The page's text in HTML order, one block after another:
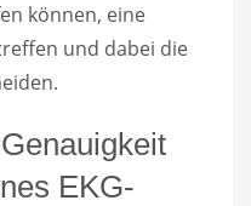
können, eine
und dabei die
EKG-